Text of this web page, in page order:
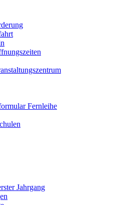
Fernleihe
Jahrgang